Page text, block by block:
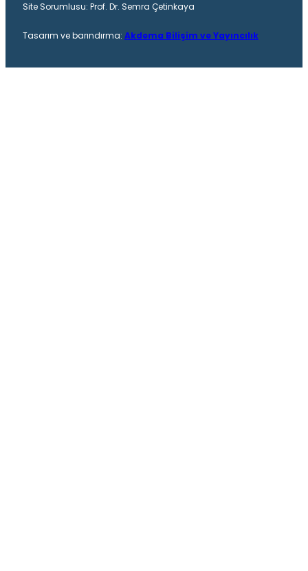
Site Sorumlusu: Prof. Dr. Semra Çetinkaya
Tasarım ve barındırma: Akdema Bilişim ve Yayıncılık